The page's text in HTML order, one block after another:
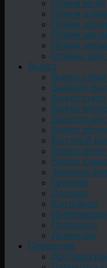
Прием меди
Прием
Прием
Прием
Прием
Отходы
Вывоз
Вывоз
Вывезти
Вывоз
Вывоз
Вывезти
Вывоз
Быстрый
Вывоз
Вывоз
Заказать
Грузчики
Договор
Контейнер
Позвонить
Демонтаж
Перевозка
Доставка